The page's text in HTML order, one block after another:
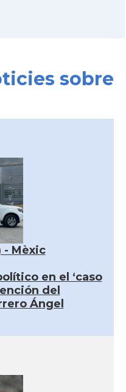
sobre
- Mèxic
en el ‘caso
del
Ángel